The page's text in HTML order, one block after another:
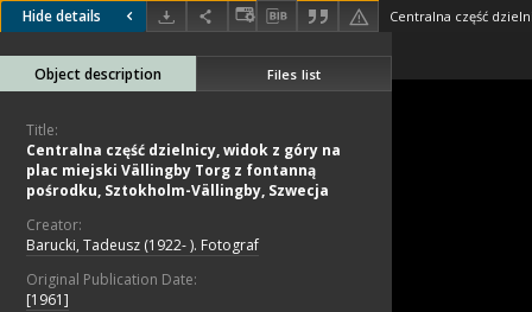
Hide details
Object description Files list
Title:
Centralna część dzielnicy, widok z góry na
plac miejski Vällingby Torg z fontanną
pośrodku, Sztokholm-Vällingby, Szwecja
Creator:
Barucki, Tadeusz (1922- ). Fotograf
Original Publication Date:
[1961]